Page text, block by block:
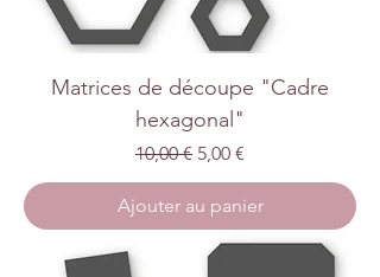
Matrices de découpe "Cadre
hexagonal"
Prix original
10,00 € Prix promotionnel
5,00 €
Ajouter au panier